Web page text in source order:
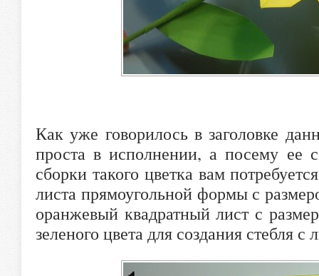
Как уже говорилось в заголовке
проста в исполнении, а посему ее
сборки такого цветка вам
листа прямоугольной формы с
оранжевый квадратный лист с
зеленого цвета для создания стебля с